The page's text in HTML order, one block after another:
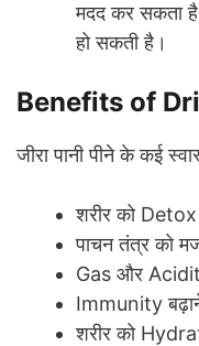
मदद कर सकता
हो सकती है।
Benefits of
जीरा पानी पीने के कई
शरीर को
पाचन तंत्र को
Gas और
Immunity
शरीर को